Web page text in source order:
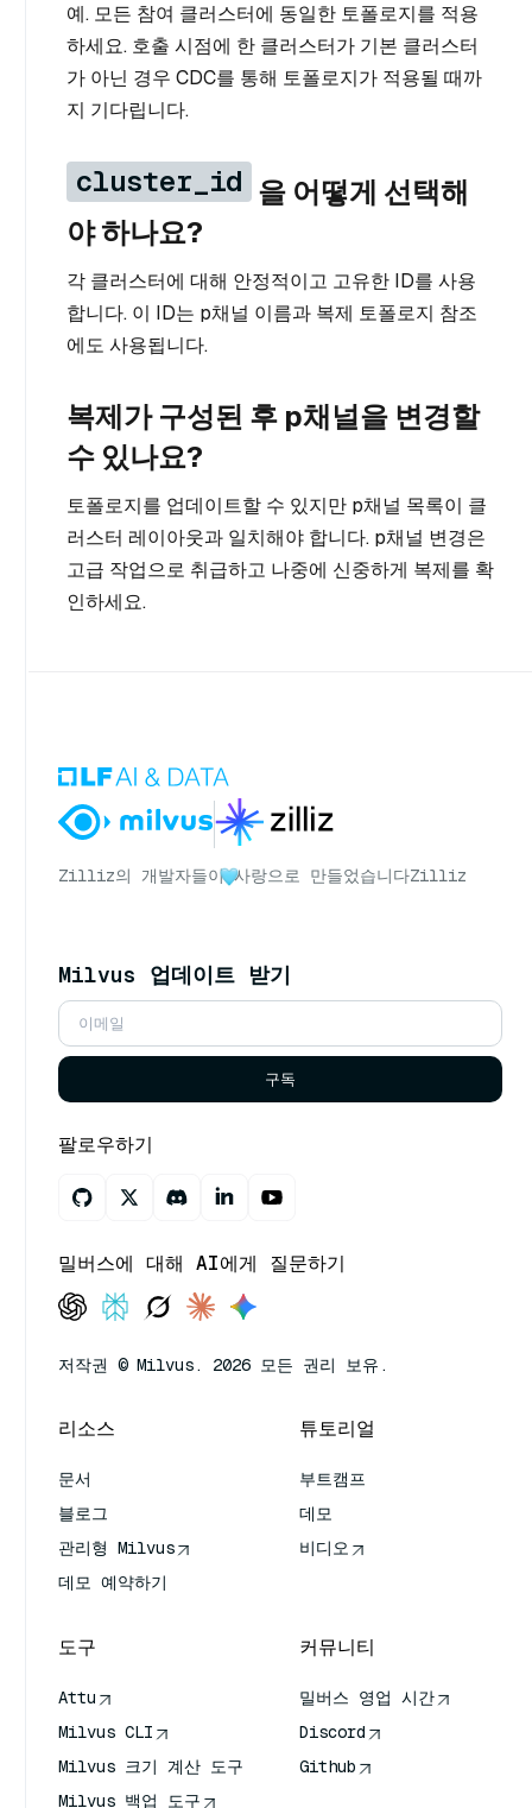
예. 모든 참여 클러스터에 동일한 토폴로지를 적용
하세요. 호출 시점에 한 클러스터가 기본 클러스터
가 아닌 경우 CDC를 통해 토폴로지가 적용될 때까
지 기다립니다.
cluster_id 을 어떻게 선택해
야 하나요?
각 클러스터에 대해 안정적이고 고유한 ID를 사용
합니다. 이 ID는 p채널 이름과 복제 토폴로지 참조
에도 사용됩니다.
복제가 구성된 후 p채널을 변경할
수 있나요?
토폴로지를 업데이트할 수 있지만 p채널 목록이 클
러스터 레이아웃과 일치해야 합니다. p채널 변경은
고급 작업으로 취급하고 나중에 신중하게 복제를 확
인하세요.
Zilliz의 개발자들이 사랑으로 만들었습니다Zilliz
Milvus 업데이트 받기
구독
팔로우하기
밀버스에 대해 AI에게 질문하기
저작권 © Milvus. 2026 모든 권리 보유.
리소스
문서
블로그
관리형 Milvus
데모 예약하기
튜토리얼
부트캠프
데모
비디오
도구
Attu
Milvus CLI
Milvus 크기 계산 도구
Milvus 백업 도구
커뮤니티
밀버스 영업 시간
Discord
Github